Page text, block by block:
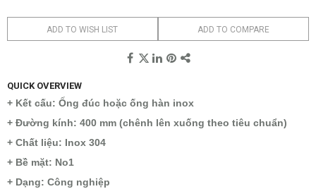
ADD TO WISH LIST ADD TO COMPARE
QUICK OVERVIEW
+ Kết cấu: Ống đúc hoặc ống hàn inox
+ Đường kính: 400 mm (chênh lên xuống theo tiêu chuẩn)
+ Chất liệu: Inox 304
+ Bề mặt: No1
+ Dạng: Công nghiệp